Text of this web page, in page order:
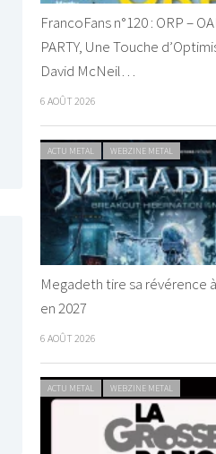
FrancoFans n°120 : ORP –
PARTY, Une Touche
David McNeil…
6 AOÛT 2026
ACTU METAL WEBZINE METAL
Megadeth tire sa révérence
en 2027
6 AOÛT 2026
ACTU METAL WEBZINE METAL